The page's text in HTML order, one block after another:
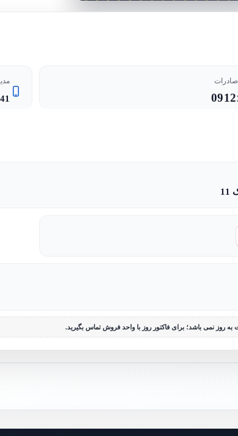
صادرات
0912
روز نمی باشد؛ برای فاکتور روز با واحد فروش تماس بگیرید.